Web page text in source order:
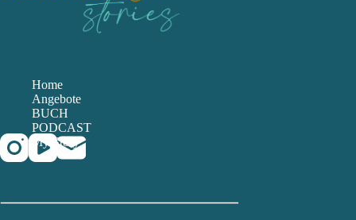
Home
Angebote
BUCH
PODCAST
My Story